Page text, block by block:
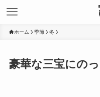
ホーム 季節 冬
豪華な三宝にの